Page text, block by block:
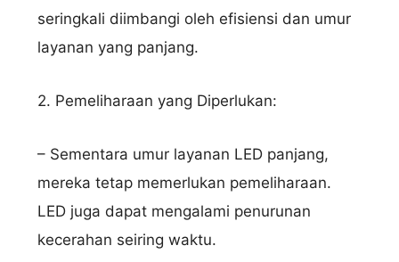
seringkali diimbangi oleh efisiensi dan umur
layanan yang panjang.
2. Pemeliharaan yang Diperlukan:
– Sementara umur layanan LED panjang,
mereka tetap memerlukan pemeliharaan.
LED juga dapat mengalami penurunan
kecerahan seiring waktu.